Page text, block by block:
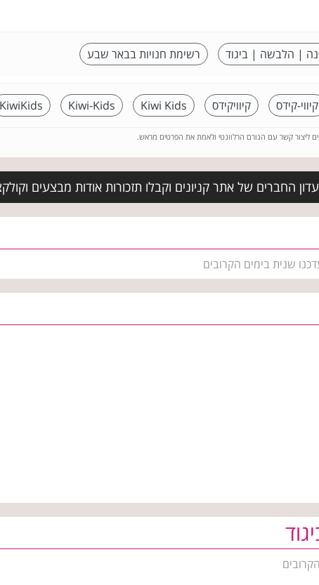
| הלבשה | ביגוד רשימת חנויות בבאר שבע
קיווי-קידס קיוויקידס Kiwi Kids
Kiwi-Kids
KiwiKids
ליצור קשר עם הגורם הרלוונטי ולאמת את הפרטים מראש.
החברים של אתר קניונים וקבלו תזכורות אודות מבצעים
שנית בימים הקרובים